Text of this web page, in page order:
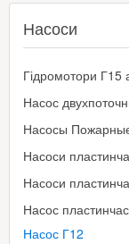
Насоси
Гідромотори Г15
Насос
Насосы
Насоси
Насоси
Насос
Насос Г12